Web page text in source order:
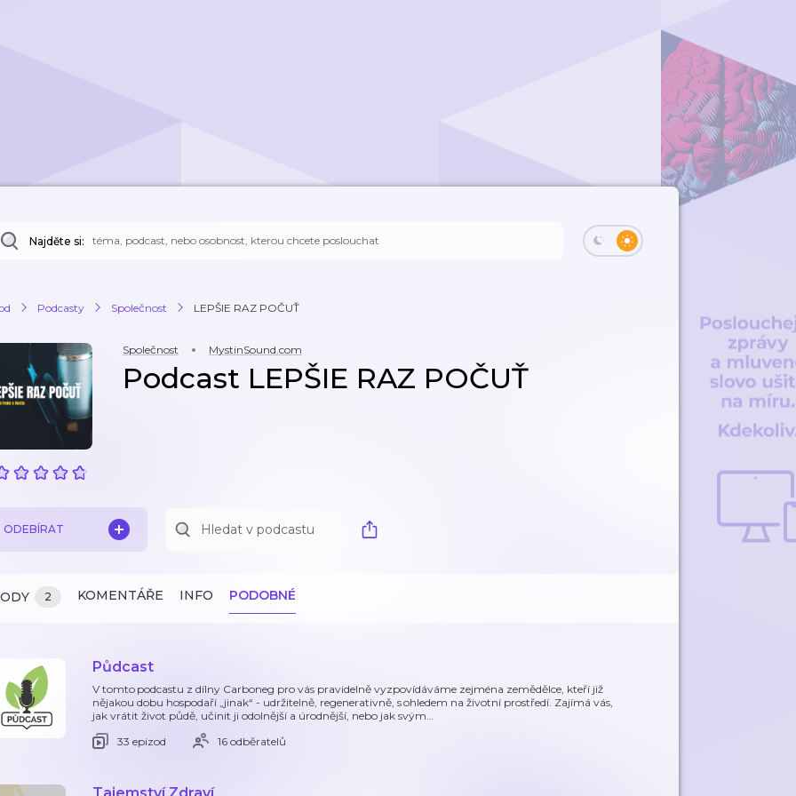
Najděte si:
Podcasty Společnost LEPŠIE RAZ POČUŤ
Společnost MystinSound.com
Podcast LEPŠIE RAZ POČUŤ
ODEBÍRAT
2 KOMENTÁŘE INFO PODOBNÉ
Půdcast
V tomto podcastu z dílny Carboneg pro vás pravidelně vyzpovídáváme zejména zemědělce, kteří již
nějakou dobu hospodaří „jinak“ - udržitelně, regenerativně, s ohledem na životní prostředí. Zajímá vás,
jak vrátit život půdě, učinit ji odolnější a úrodnější, nebo jak svým…
33 epizod
16 odběratelů